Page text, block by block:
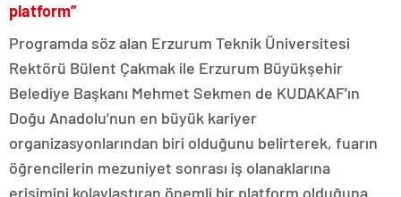
platform”
Programda söz alan Erzurum Teknik Üniversitesi
Rektörü Bülent Çakmak ile Erzurum Büyükşehir
Belediye Başkanı Mehmet Sekmen de KUDAKAF’ın
Doğu Anadolu’nun en büyük kariyer
organizasyonlarından biri olduğunu belirterek, fuarın
öğrencilerin mezuniyet sonrası iş olanaklarına
erişimini kolaylaştıran önemli bir platform olduğuna